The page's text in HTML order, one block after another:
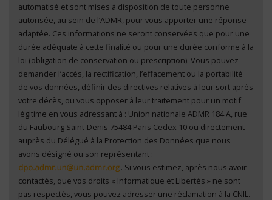
automatisé et sont mises à disposition de toute personne
autorisée, au sein de l’ADMR, pour vous apporter une réponse
adaptée. Ces informations ne seront conservées que pour une
durée adéquate à cette finalité ou pour une durée conforme à la
loi (obligation de conservation ou prescription). Vous pouvez
demander l’accès, la rectification, l’effacement ou la portabilité
de vos données, définir des directives relatives à leur sort après
votre décès, ou vous opposer à leur traitement pour un motif
légitime en vous adressant à : Union nationale ADMR 184 A, rue
du Faubourg Saint-Denis 75484 Paris Cedex 10 ou directement
auprès du Délégué à la Protection des Données que nous
avons désigné ou son représentant :
. Si vous estimez, après nous avoir
contactés, que vos droits « Informatique et Libertés » ne sont
pas respectés, vous pouvez adresser une réclamation à la CNIL.